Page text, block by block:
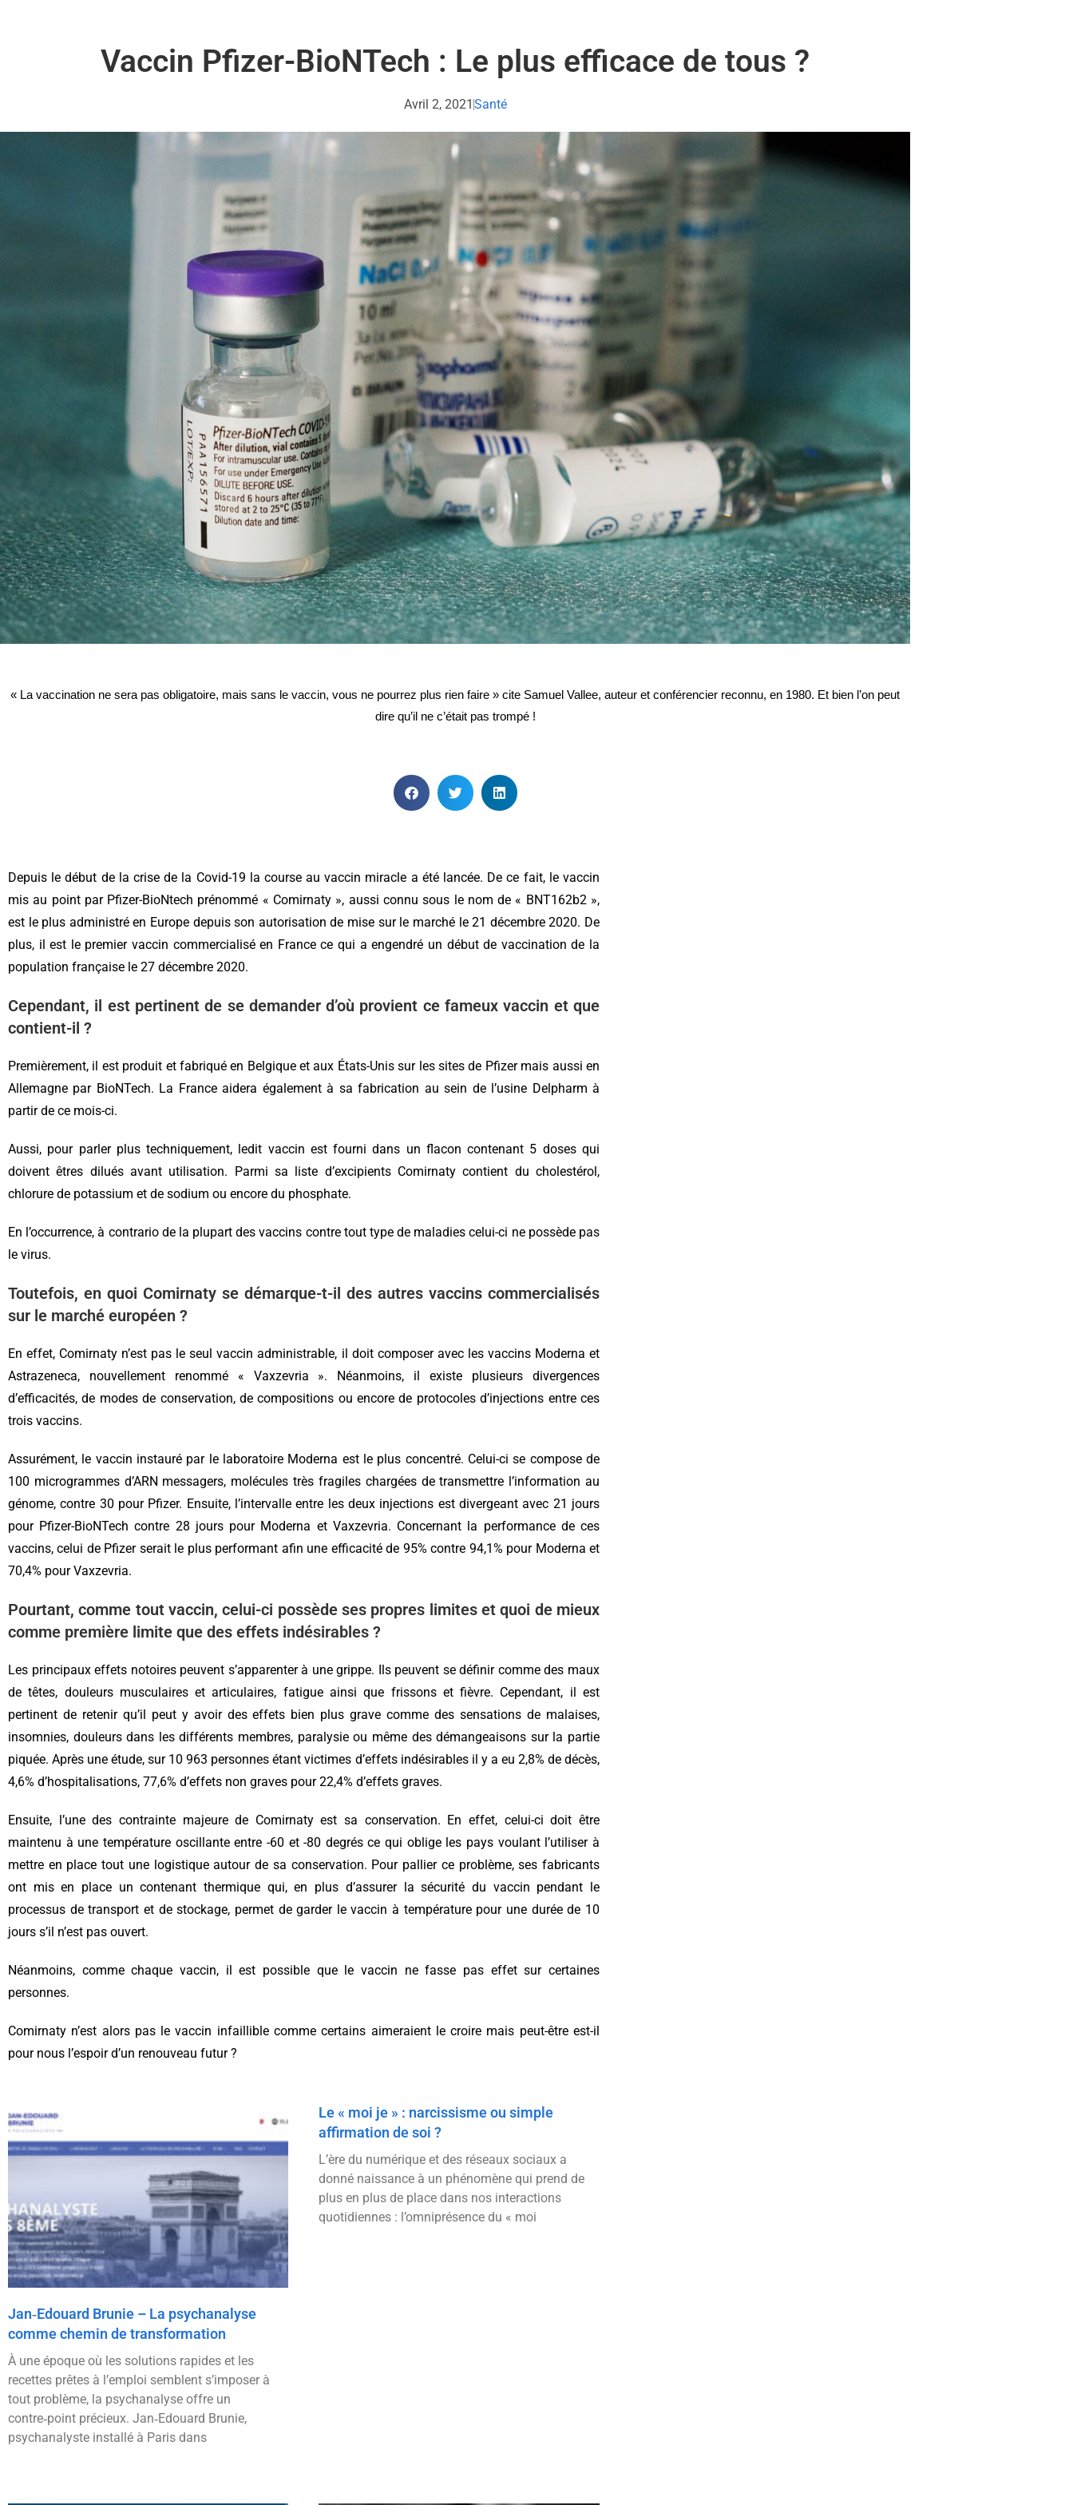
Vaccin Pfizer-BioNTech : Le plus efficace de tous ?
Avril 2, 2021Santé
« La vaccination ne sera pas obligatoire, mais sans le vaccin, vous ne pourrez plus rien faire » cite Samuel Vallee, auteur et conférencier reconnu, en 1980. Et bien l’on peut
dire qu’il ne c’était pas trompé !
Depuis le début de la crise de la Covid-19 la course au vaccin miracle a été lancée. De ce fait, le vaccin
mis au point par Pfizer-BioNtech prénommé « Comirnaty », aussi connu sous le nom de « BNT162b2 »,
est le plus administré en Europe depuis son autorisation de mise sur le marché le 21 décembre 2020. De
plus, il est le premier vaccin commercialisé en France ce qui a engendré un début de vaccination de la
population française le 27 décembre 2020.
Cependant, il est pertinent de se demander d’où provient ce fameux vaccin et que
contient-il ?
Premièrement, il est produit et fabriqué en Belgique et aux États-Unis sur les sites de Pfizer mais aussi en
Allemagne par BioNTech. La France aidera également à sa fabrication au sein de l’usine Delpharm à
partir de ce mois-ci.
Aussi, pour parler plus techniquement, ledit vaccin est fourni dans un flacon contenant 5 doses qui
doivent êtres dilués avant utilisation. Parmi sa liste d’excipients Comirnaty contient du cholestérol,
chlorure de potassium et de sodium ou encore du phosphate.
En l’occurrence, à contrario de la plupart des vaccins contre tout type de maladies celui-ci ne possède pas
le virus.
Toutefois, en quoi Comirnaty se démarque-t-il des autres vaccins commercialisés
sur le marché européen ?
En effet, Comirnaty n’est pas le seul vaccin administrable, il doit composer avec les vaccins Moderna et
Astrazeneca, nouvellement renommé « Vaxzevria ». Néanmoins, il existe plusieurs divergences
d’efficacités, de modes de conservation, de compositions ou encore de protocoles d’injections entre ces
trois vaccins.
Assurément, le vaccin instauré par le laboratoire Moderna est le plus concentré. Celui-ci se compose de
100 microgrammes d’ARN messagers, molécules très fragiles chargées de transmettre l’information au
génome, contre 30 pour Pfizer. Ensuite, l’intervalle entre les deux injections est divergeant avec 21 jours
pour Pfizer-BioNTech contre 28 jours pour Moderna et Vaxzevria. Concernant la performance de ces
vaccins, celui de Pfizer serait le plus performant afin une efficacité de 95% contre 94,1% pour Moderna et
70,4% pour Vaxzevria.
Pourtant, comme tout vaccin, celui-ci possède ses propres limites et quoi de mieux
comme première limite que des effets indésirables ?
Les principaux effets notoires peuvent s’apparenter à une grippe. Ils peuvent se définir comme des maux
de têtes, douleurs musculaires et articulaires, fatigue ainsi que frissons et fièvre. Cependant, il est
pertinent de retenir qu’il peut y avoir des effets bien plus grave comme des sensations de malaises,
insomnies, douleurs dans les différents membres, paralysie ou même des démangeaisons sur la partie
piquée. Après une étude, sur 10 963 personnes étant victimes d’effets indésirables il y a eu 2,8% de décès,
4,6% d’hospitalisations, 77,6% d’effets non graves pour 22,4% d’effets graves.
Ensuite, l’une des contrainte majeure de Comirnaty est sa conservation. En effet, celui-ci doit être
maintenu à une température oscillante entre -60 et -80 degrés ce qui oblige les pays voulant l’utiliser à
mettre en place tout une logistique autour de sa conservation. Pour pallier ce problème, ses fabricants
ont mis en place un contenant thermique qui, en plus d’assurer la sécurité du vaccin pendant le
processus de transport et de stockage, permet de garder le vaccin à température pour une durée de 10
jours s’il n’est pas ouvert.
Néanmoins, comme chaque vaccin, il est possible que le vaccin ne fasse pas effet sur certaines
personnes.
Comirnaty n’est alors pas le vaccin infaillible comme certains aimeraient le croire mais peut-être est-il
pour nous l’espoir d’un renouveau futur ?
Jan‑Edouard Brunie – La psychanalyse
comme chemin de transformation
À une époque où les solutions rapides et les
recettes prêtes à l’emploi semblent s’imposer à
tout problème, la psychanalyse offre un
contre‑point précieux. Jan‑Edouard Brunie,
psychanalyste installé à Paris dans
Le « moi je » : narcissisme ou simple
affirmation de soi ?
L’ère du numérique et des réseaux sociaux a
donné naissance à un phénomène qui prend de
plus en plus de place dans nos interactions
quotidiennes : l’omniprésence du « moi